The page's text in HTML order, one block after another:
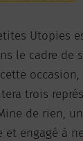
Utopies
le cadre de
occasion,
trois
de rien,
engagé à